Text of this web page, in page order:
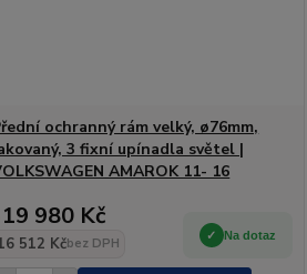
ochranný rám velký, ø76mm,
3 fixní upínadla světel |
AMAROK 11- 16
19 980 Kč
512 Kčbez DPH
Na dotaz